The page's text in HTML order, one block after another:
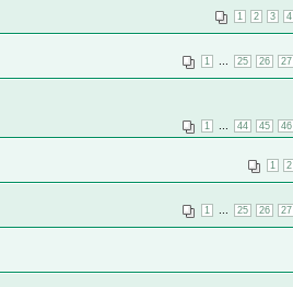
1 2 3 4
1 25 26 27
1 44 45 46
1 2
1 25 26 27